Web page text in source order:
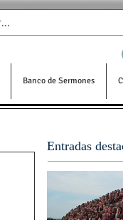
Banco de Sermones
Entradas